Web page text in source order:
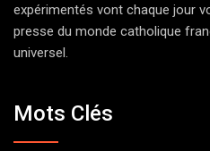
expérimentés vont chaque jour
presse du monde catholique
universel.
Mots Clés